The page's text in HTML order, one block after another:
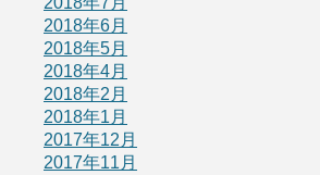
2018年6月
2018年5月
2018年4月
2018年2月
2018年1月
2017年12月
2017年11月